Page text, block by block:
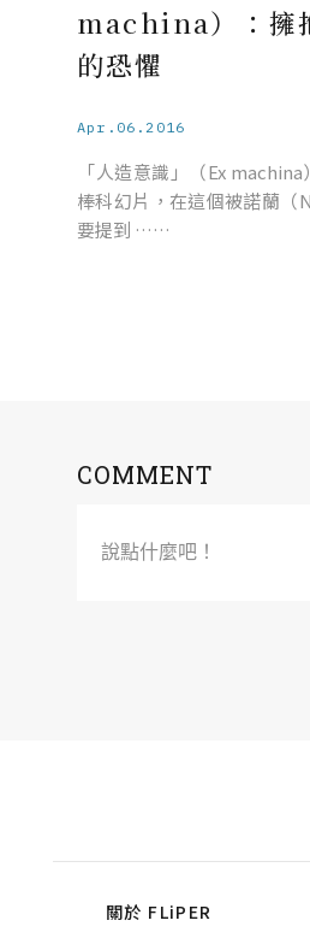
machina）：擁
的恐懼
Apr.06.2016
「人造意識」（Ex
棒科幻片，在這個被諾蘭（
要提到 ……
COMMENT
說點什麼吧！
關於 FLiPER